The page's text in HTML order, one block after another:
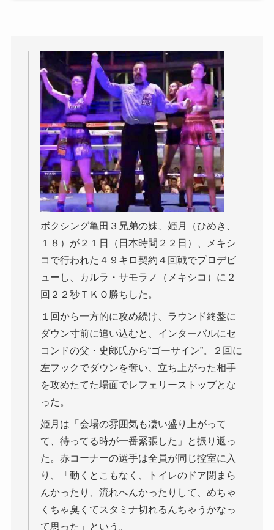
ボクシング亀田３兄弟の妹、姫月（ひめき、
１８）が２１日（日本時間２２日）、メキシ
コで行われた４９キロ契約４回戦でプロデビ
ューし、カルラ・サモラノ（メキシコ）に２
回２２秒ＴＫＯ勝ちした。
１回から一方的に攻め続け、ラウンド終盤に
ダウン寸前に追い込むと、インターバルにセ
コンドの父・史郎氏から“ゴーサイン”。２回に
左フックでダウンを奪い、立ち上がった相手
を攻めたてた場面でレフェリーストップとな
った。
姫月は「会場の雰囲気も凄い盛り上がって
て、待ってる時が一番緊張した」と振り返っ
た。赤コーナーの選手は全員が同じ控室に入
り、「動くとこもなく、トイレのドア閉まら
んかったり、流れへんかったりして、めちゃ
くちゃ臭くてスタミナ切れるんちゃうかなっ
て思った」という。